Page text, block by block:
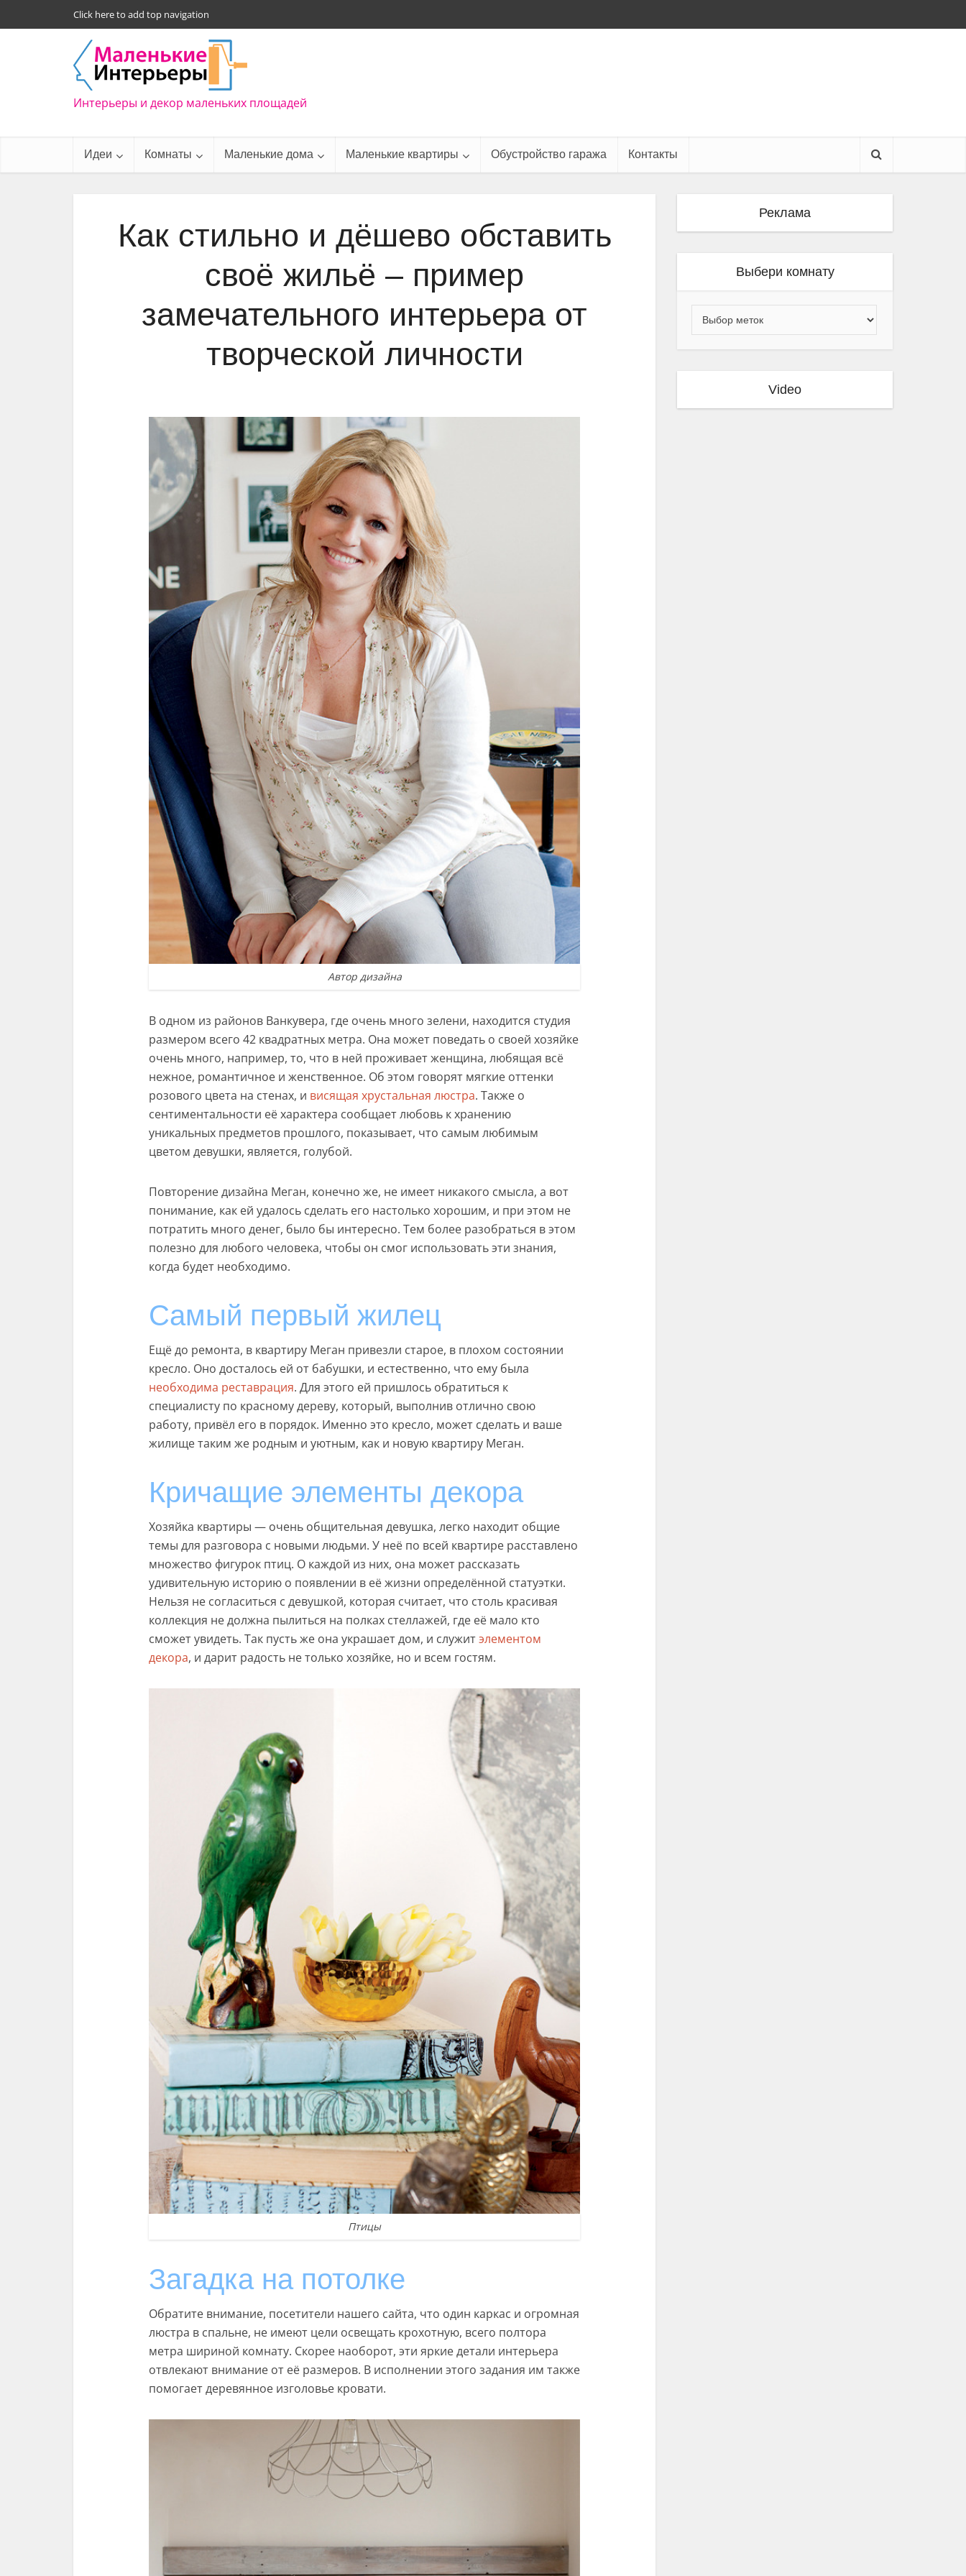
Click here to add top navigation
Интерьеры и декор маленьких площадей
Идеи Комнаты Маленькие дома Маленькие квартиры Обустройство гаража Контакты
Как стильно и дёшево обставить
своё жильё – пример
замечательного интерьера от
творческой личности
Автор дизайна
В одном из районов Ванкувера, где очень много зелени, находится студия
размером всего 42 квадратных метра. Она может поведать о своей хозяйке
очень много, например, то, что в ней проживает женщина, любящая всё
нежное, романтичное и женственное. Об этом говорят мягкие оттенки
розового цвета на стенах, и висящая хрустальная люстра. Также о
сентиментальности её характера сообщает любовь к хранению
уникальных предметов прошлого, показывает, что самым любимым
цветом девушки, является, голубой.
Повторение дизайна Меган, конечно же, не имеет никакого смысла, а вот
понимание, как ей удалось сделать его настолько хорошим, и при этом не
потратить много денег, было бы интересно. Тем более разобраться в этом
полезно для любого человека, чтобы он смог использовать эти знания,
когда будет необходимо.
Самый первый жилец
Ещё до ремонта, в квартиру Меган привезли старое, в плохом состоянии
кресло. Оно досталось ей от бабушки, и естественно, что ему была
необходима реставрация. Для этого ей пришлось обратиться к
специалисту по красному дереву, который, выполнив отлично свою
работу, привёл его в порядок. Именно это кресло, может сделать и ваше
жилище таким же родным и уютным, как и новую квартиру Меган.
Кричащие элементы декора
Хозяйка квартиры — очень общительная девушка, легко находит общие
темы для разговора с новыми людьми. У неё по всей квартире расставлено
множество фигурок птиц. О каждой из них, она может рассказать
удивительную историю о появлении в её жизни определённой статуэтки.
Нельзя не согласиться с девушкой, которая считает, что столь красивая
коллекция не должна пылиться на полках стеллажей, где её мало кто
сможет увидеть. Так пусть же она украшает дом, и служитэлементом
декора, и дарит радость не только хозяйке, но и всем гостям.
Птицы
Загадка на потолке
Обратите внимание, посетители нашего сайта, что один каркас и огромная
люстра в спальне, не имеют цели освещать крохотную, всего полтора
метра шириной комнату. Скорее наоборот, эти яркие детали интерьера
отвлекают внимание от её размеров. В исполнении этого задания им также
помогает деревянное изголовье кровати.
Реклама
Выбери комнату
Video